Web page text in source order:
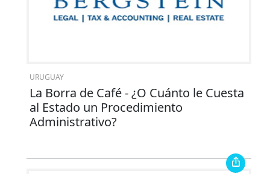
URUGUAY
La Borra de Café - ¿O Cuánto le Cuesta
al Estado un Procedimiento
Administrativo?